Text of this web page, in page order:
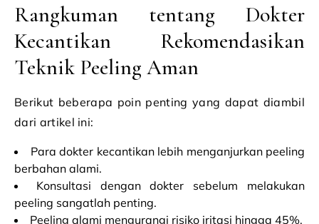
Rangkuman tentang Dokter
Kecantikan Rekomendasikan
Teknik Peeling Aman
Berikut beberapa poin penting yang dapat diambil
dari artikel ini:
Para dokter kecantikan lebih menganjurkan peeling
berbahan alami.
Konsultasi dengan dokter sebelum melakukan
peeling sangatlah penting.
Peeling alami mengurangi risiko iritasi hingga 45%.